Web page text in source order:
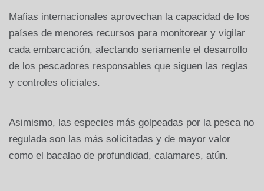
Mafias internacionales aprovechan la capacidad de los
países de menores recursos para monitorear y vigilar
cada embarcación, afectando seriamente el desarrollo
de los pescadores responsables que siguen las reglas
y controles oficiales.
Asimismo, las especies más golpeadas por la pesca no
regulada son las más solicitadas y de mayor valor
como el bacalao de profundidad, calamares, atún.